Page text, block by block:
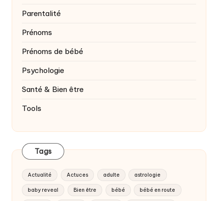
Parentalité
Prénoms
Prénoms de bébé
Psychologie
Santé & Bien être
Tools
Tags
Actualité Actuces adulte astrologie
baby reveal Bien être bébé bébé en route